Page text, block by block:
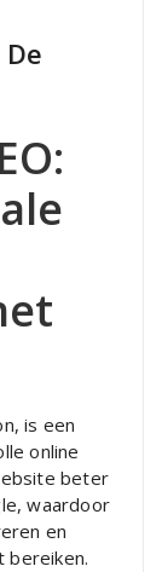
is een
online
beter
waardoor
en
bereiken.